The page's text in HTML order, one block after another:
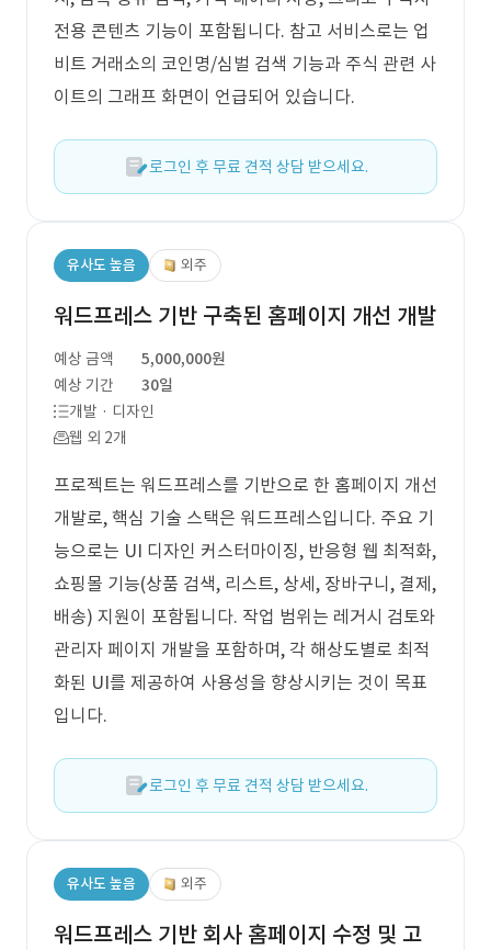
전용 콘텐츠 기능이 포함됩니다. 참고 서비스로는 업
비트 거래소의 코인명/심벌 검색 기능과 주식 관련 사
이트의 그래프 화면이 언급되어 있습니다.
로그인 후 무료 견적 상담 받으세요.
유사도 높음 외주
워드프레스 기반 구축된 홈페이지 개선 개발
예상 금액
5,000,000원
예상 기간
30일
개발 · 디자인
웹 외 2개
프로젝트는 워드프레스를 기반으로 한 홈페이지 개선
개발로, 핵심 기술 스택은 워드프레스입니다. 주요 기
능으로는 UI 디자인 커스터마이징, 반응형 웹 최적화,
쇼핑몰 기능(상품 검색, 리스트, 상세, 장바구니, 결제,
배송) 지원이 포함됩니다. 작업 범위는 레거시 검토와
관리자 페이지 개발을 포함하며, 각 해상도별로 최적
화된 UI를 제공하여 사용성을 향상시키는 것이 목표
입니다.
로그인 후 무료 견적 상담 받으세요.
유사도 높음 외주
워드프레스 기반 회사 홈페이지 수정 및 고